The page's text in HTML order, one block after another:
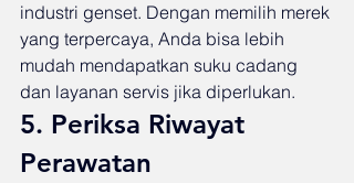
industri genset. Dengan memilih merek
yang terpercaya, Anda bisa lebih
mudah mendapatkan suku cadang
dan layanan servis jika diperlukan.
5. Periksa Riwayat
Perawatan